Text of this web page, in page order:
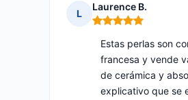
L
Laurence B.
Nota: 5 de 5
Estas perlas son
francesa y vende
de cerámica y
explicativo que se